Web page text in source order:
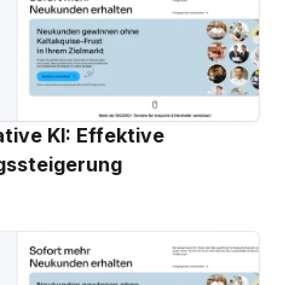
KI: Effektive